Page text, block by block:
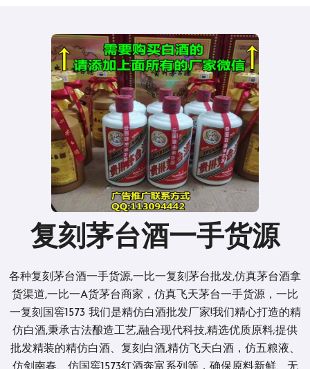
复刻茅台酒一手货源
各种复刻茅台酒一手货源,一比一复刻茅台批发,仿真茅台酒拿
货渠道,一比一A货茅台商家，仿真飞天茅台一手货源，一比
一复刻国窖1573 我们是精仿白酒批发厂家!我们精心打造的精
仿白酒,秉承古法酿造工艺,融合现代科技,精选优质原料;提供
批发精装的精仿白酒、复刻白酒,精仿飞天白酒，仿五粮液、
仿剑南春、仿国窖1573红酒奔富系列等，确保原料新鲜、无